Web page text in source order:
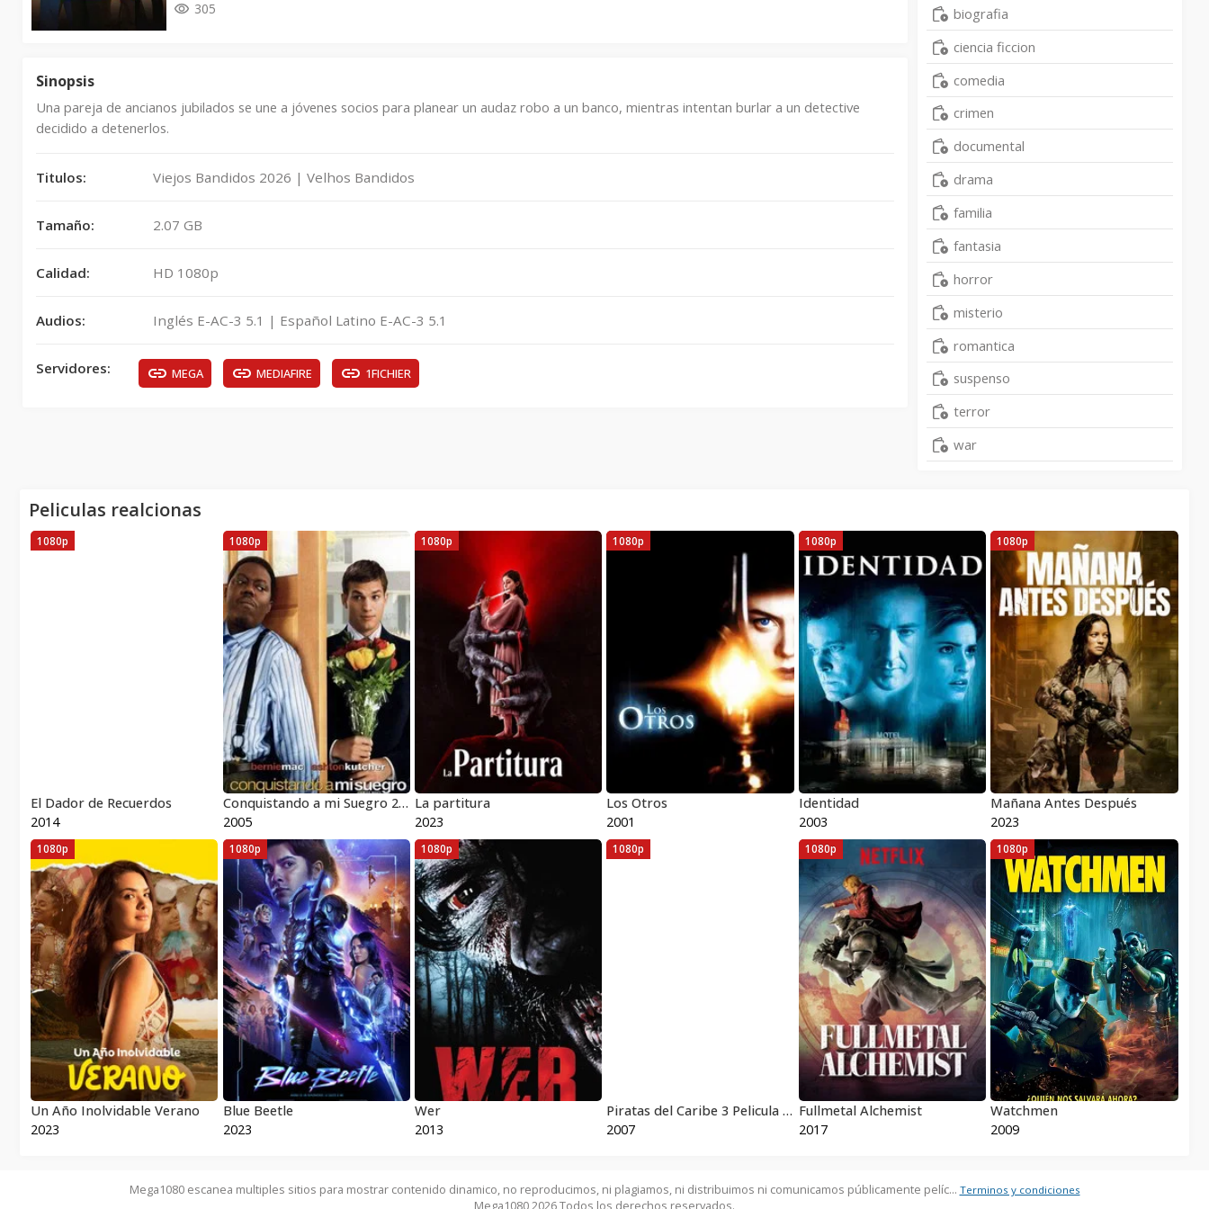
305
Sinopsis
Una pareja de ancianos jubilados se une a jóvenes socios para planear un audaz robo a un banco, mientras intentan burlar a un detective
decidido a detenerlos.
Titulos: Viejos Bandidos 2026 | Velhos Bandidos
Tamaño: 2.07 GB
Calidad: HD 1080p
Audios: Inglés E-AC-3 5.1 | Español Latino E-AC-3 5.1
Servidores: MEGA MEDIAFIRE 1FICHIER
biografia
ciencia ficcion
comedia
crimen
documental
drama
familia
fantasia
horror
misterio
romantica
suspenso
terror
war
Peliculas realcionas
El Dador de Recuerdos
2014
1080p
Conquistando a mi Suegro 2005
2005
1080p
La partitura
2023
1080p
Los Otros
2001
1080p
Identidad
2003
1080p
Mañana Antes Después
2023
1080p
Un Año Inolvidable Verano
2023
1080p
Blue Beetle
2023
1080p
Wer
2013
1080p
Piratas del Caribe 3 Pelicula Completa HD 1080 [MEGA] [LATINO]
2007
1080p
Fullmetal Alchemist
2017
1080p
Watchmen
2009
1080p
Mega1080 escanea multiples sitios para mostrar contenido dinamico, no reproducimos, ni plagiamos, ni distribuimos ni comunicamos públicamente pelíc... Terminos y condiciones